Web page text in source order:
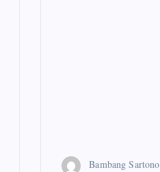
Bambang Sartono